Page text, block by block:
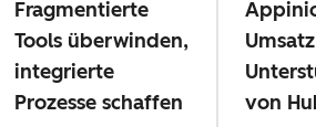
Fragmentierte
Tools überwinden,
integrierte
Prozesse schaffen
von